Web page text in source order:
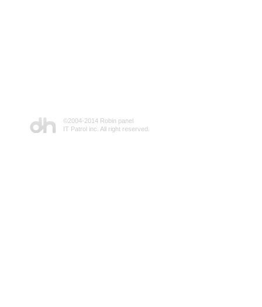
©2004-2014 Robin panel
IT Patrol inc. All right reserved.